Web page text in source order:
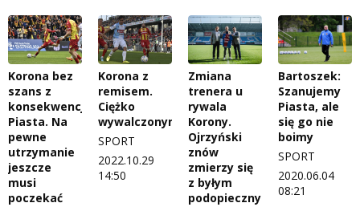
Korona bez
szans z
konsekwencją
Piasta. Na
pewne
utrzymanie
jeszcze
musi
poczekać
Korona z
remisem.
Ciężko
wywalczonym
SPORT
2022.10.29
14:50
Zmiana
trenera u
rywala
Korony.
Ojrzyński
znów
zmierzy się
z byłym
podopiecznym
Bartoszek:
Szanujemy
Piasta, ale
się go nie
boimy
SPORT
2020.06.04
08:21